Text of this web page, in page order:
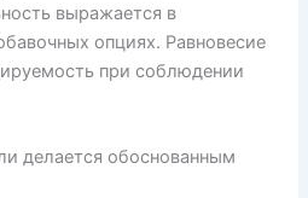
выражается в
опциях. Равновесие
при соблюдении
делается обоснованным